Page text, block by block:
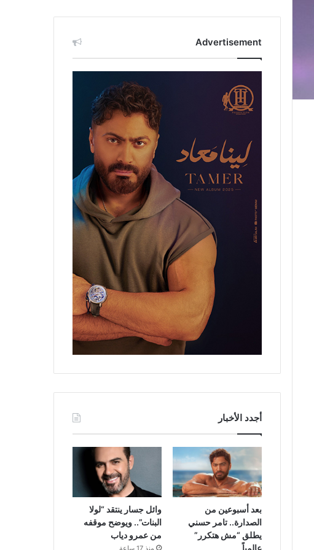
Advertisement
أجدد الأخبار
بعد أسبوعين من
الصدارة.. تامر حسني
يطلق “مش هتكرر”
عالمياً
وائل جسار ينتقد “لولا
البنات”.. ويوضح موقفه
من عمرو دياب
منذ 17 ساعة